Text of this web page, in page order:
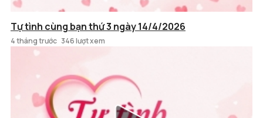
Tự tình cùng bạn thứ 3 ngày 14/4/2026
4 tháng trước 346 lượt xem